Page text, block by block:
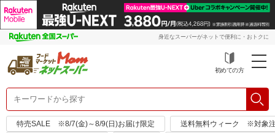
身近なスーパーがネットで便利に・おトクに
初めての方
特売SALE ※8/7(金)～8/9(日)お届け限定
送料無料ウィーク ※対象